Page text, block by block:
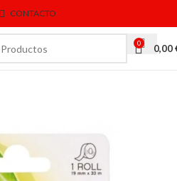
CONTACTO
0 0,00